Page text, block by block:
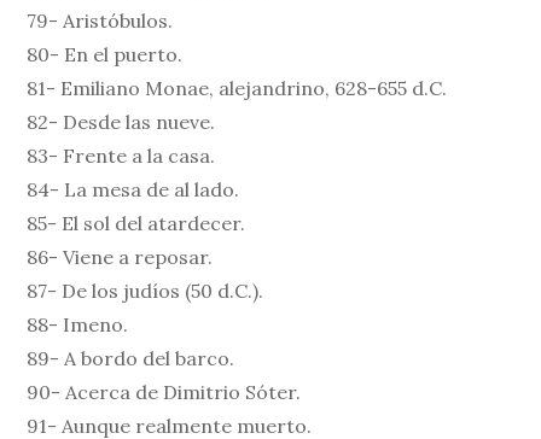
79- Aristóbulos.
80- En el puerto.
81- Emiliano Monae, alejandrino, 628-655 d.C.
82- Desde las nueve.
83- Frente a la casa.
84- La mesa de al lado.
85- El sol del atardecer.
86- Viene a reposar.
87- De los judíos (50 d.C.).
88- Imeno.
89- A bordo del barco.
90- Acerca de Dimitrio Sóter.
91- Aunque realmente muerto.